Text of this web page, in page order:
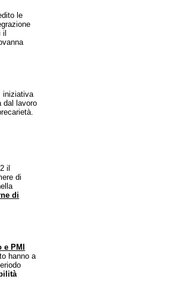
le
iniziativa
dal lavoro
il
di
di
e PMI
hanno a